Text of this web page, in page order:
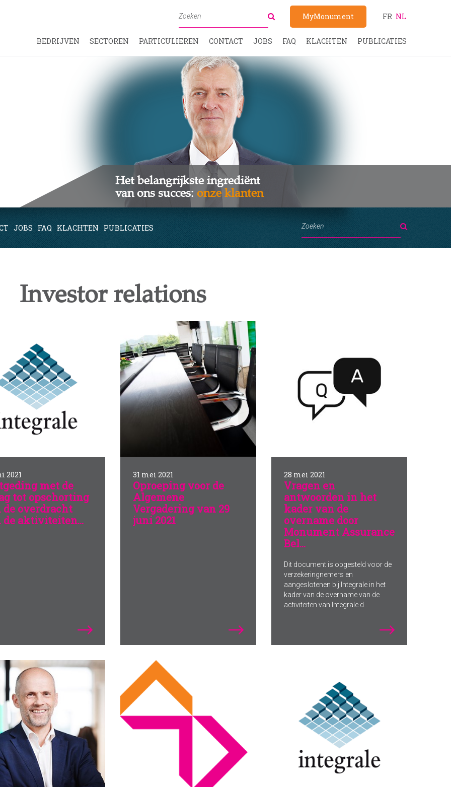
MyMonument FR NL
BEDRIJVEN SECTOREN PARTICULIEREN CONTACT JOBS FAQ KLACHTEN PUBLICATIES
Het belangrijkste ingrediënt
van ons succes: onze klanten
JOBS FAQ KLACHTEN PUBLICATIES
Investor relations
2021
met de
tot opschorting
de overdracht
de aktiviteiten...
31 mei 2021
Oproeping voor de
Algemene
Vergadering van 29
juni 2021
28 mei 2021
Vragen en
antwoorden in het
kader van de
overname door
Monument Assurance
Bel...
Dit document is opgesteld voor de
verzekeringnemers en
aangeslotenen bij Integrale in het
kader van de overname van de
activiteiten van Integrale d...